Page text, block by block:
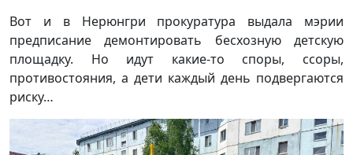
Вот и в Нерюнгри прокуратура выдала мэрии
предписание демонтировать бесхозную детскую
площадку. Но идут какие-то споры, ссоры,
противостояния, а дети каждый день подвергаются
риску…